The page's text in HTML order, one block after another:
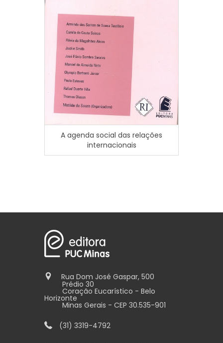
A agenda social das relações
internacionais
Rua Dom José Gaspar, 500
Prédio 30
Coração Eucarístico - Belo
Horizonte
Minas Gerais - CEP 30.535-901
(31) 3319-4792